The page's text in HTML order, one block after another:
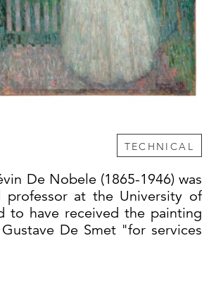
TECHNICAL
De Nobele (1865-1946) was
professor at the University of
to have received the painting
De Smet "for services